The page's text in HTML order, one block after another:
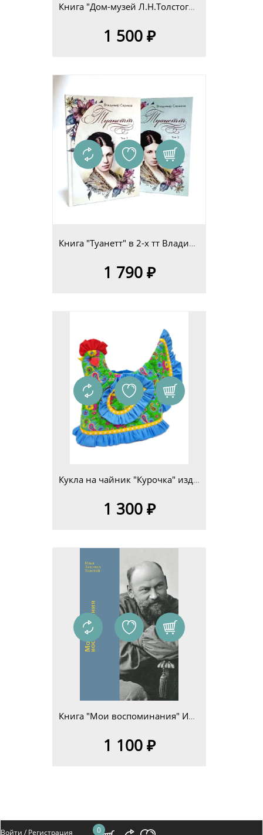
Книга "Дом-музей Л.Н.Толстого в Ясной Поляне. Очерк-путеводитель" Н.П.Пузин
1 500 ₽
Книга "Туанетт" в 2-х тт Владимир Сериков
1 790 ₽
Кукла на чайник "Курочка" изд.4
1 300 ₽
Книга "Мои воспоминания" Илья Львович Толстой
1 100 ₽
Войти / Регистрация 0